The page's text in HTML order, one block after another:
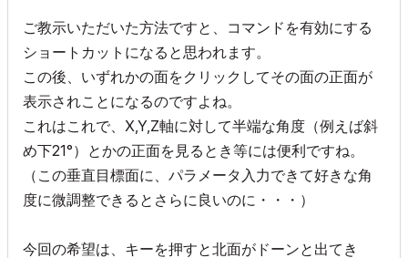
ご教示いただいた方法ですと、コマンドを有効にする
ショートカットになると思われます。
この後、いずれかの面をクリックしてその面の正面が
表示されことになるのですよね。
これはこれで、X,Y,Z軸に対して半端な角度（例えば斜
め下21°）とかの正面を見るとき等には便利ですね。
（この垂直目標面に、パラメータ入力できて好きな角
度に微調整できるとさらに良いのに・・・）
今回の希望は、キーを押すと北面がドーンと出てき